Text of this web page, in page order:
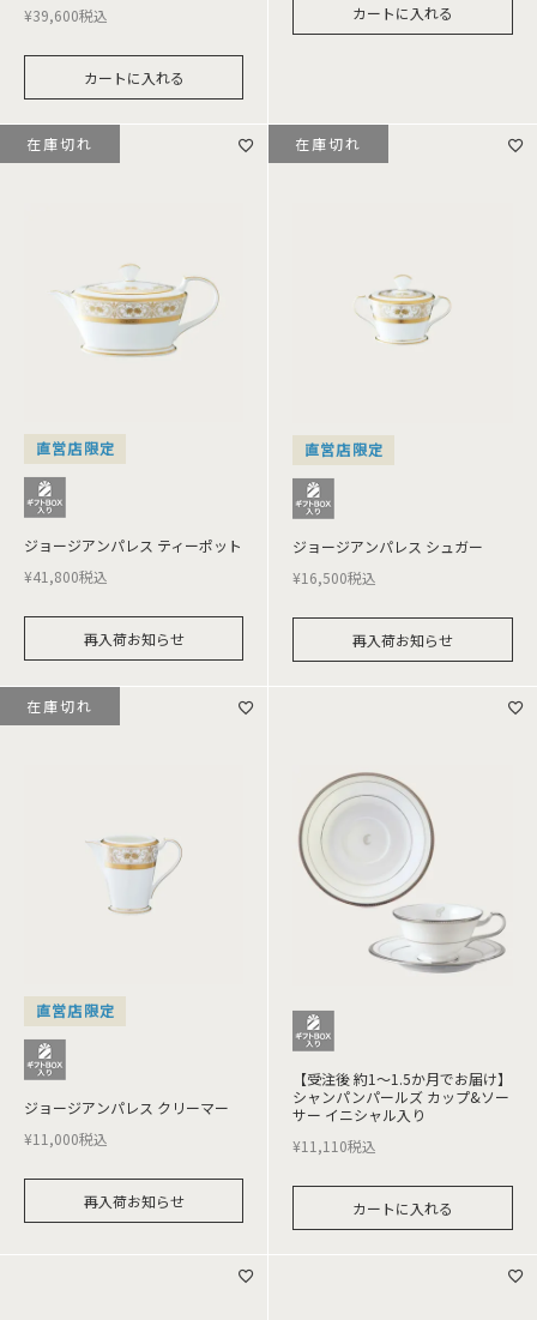
¥39,600税込
カートに入れる
カートに入れる
直営店限定
ジョージアンパレス ティーポット
¥41,800税込
再入荷お知らせ
在庫切れ
直営店限定
ジョージアンパレス シュガー
¥16,500税込
再入荷お知らせ
在庫切れ
直営店限定
ジョージアンパレス クリーマー
¥11,000税込
再入荷お知らせ
在庫切れ
【受注後 約1～1.5か月でお届け】
シャンパンパールズ カップ&ソー
サー イニシャル入り
¥11,110税込
カートに入れる